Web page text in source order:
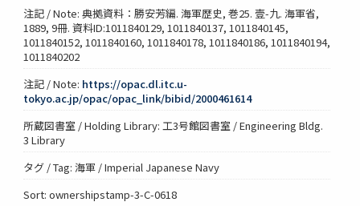
注記 / Note: 典拠資料：勝安芳編. 海軍歴史, 巻25. 壹-九. 海軍省,
1889, 9冊. 資料ID:1011840129, 1011840137, 1011840145,
1011840152, 1011840160, 1011840178, 1011840186, 1011840194,
1011840202
注記 / Note: https://opac.dl.itc.u-
tokyo.ac.jp/opac/opac_link/bibid/2000461614
所蔵図書室 / Holding Library: 工3号館図書室 / Engineering Bldg.
3 Library
タグ / Tag: 海軍 / Imperial Japanese Navy
Sort: ownershipstamp-3-C-0618